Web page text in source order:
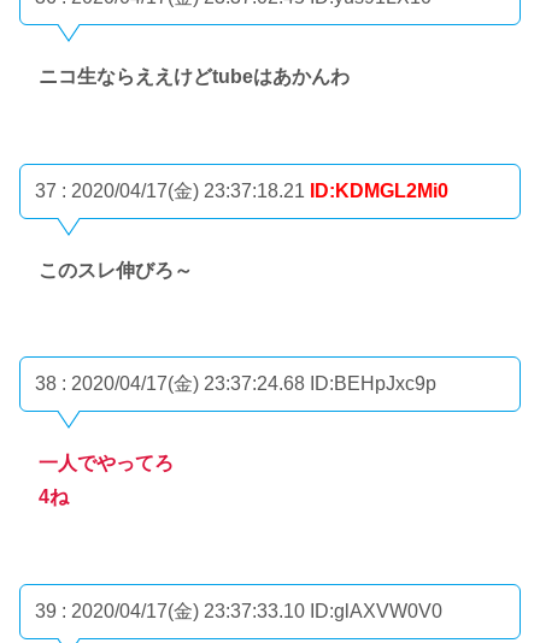
ニコ生ならええけどtubeはあかんわ
37 : 2020/04/17(金) 23:37:18.21 ID:KDMGL2Mi0
このスレ伸びろ～
38 : 2020/04/17(金) 23:37:24.68 ID:BEHpJxc9p
一人でやってろ
4ね
39 : 2020/04/17(金) 23:37:33.10 ID:glAXVW0V0